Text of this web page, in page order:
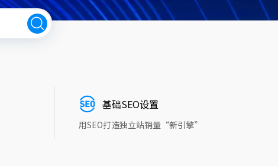
基础SEO设置
用SEO打造独立站销量“新引擎”